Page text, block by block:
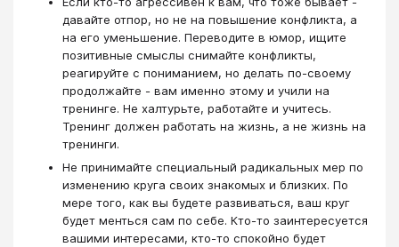
давайте отпор, но не на повышение конфликта, а
на его уменьшение. Переводите в юмор, ищите
позитивные смыслы снимайте конфликты,
реагируйте с пониманием, но делать по-своему
продолжайте - вам именно этому и учили на
тренинге. Не халтурьте, работайте и учитесь.
Тренинг должен работать на жизнь, а не жизнь на
тренинги.
Не принимайте специальный радикальных мер по
изменению круга своих знакомых и близких. По
мере того, как вы будете развиваться, ваш круг
будет менться сам по себе. Кто-то заинтересуется
вашими интересами, кто-то спокойно будет